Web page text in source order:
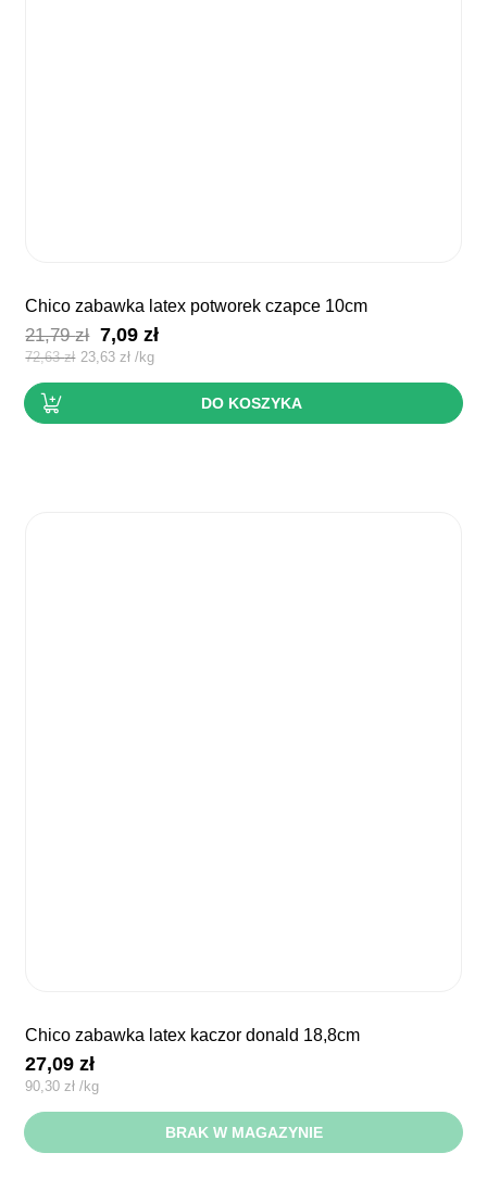
chico zabawka latex potworek czapce 10cm
21,79zł Pierwotna
cena
wynosiła:
7,09złAktualna
wynosi:
7,09 zł.
72,63zł 23,63zł /kg
DO KOSZYKA
chico zabawka latex kaczor donald 18,8cm
27,09zł
90,30 zł /kg
BRAK W MAGAZYNIE